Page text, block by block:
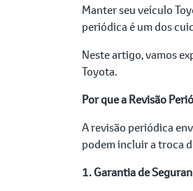
Manter seu veículo
periódica é um dos
Neste artigo, vamos
Toyota.
Por que a Revisão
A revisão periódica
podem incluir a troca
1. Garantia de